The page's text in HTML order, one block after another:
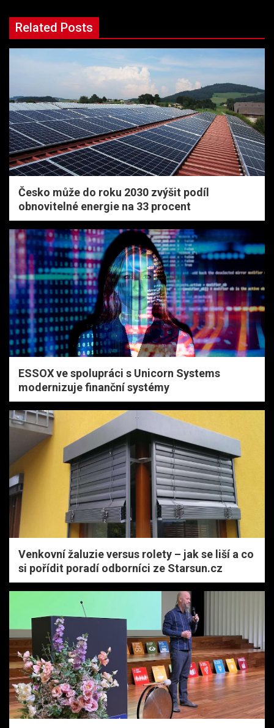
Related Posts
Česko může do roku 2030 zvýšit podíl
obnovitelné energie na 33 procent
ESSOX ve spolupráci s Unicorn Systems
modernizuje finanční systémy
Venkovní žaluzie versus rolety – jak se liší a co
si pořídit poradí odborníci ze Starsun.cz